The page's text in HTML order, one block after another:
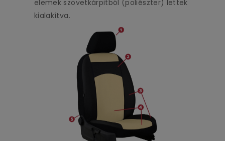
elemek szövetkárpitból (poliészter) lettek
kialakítva.